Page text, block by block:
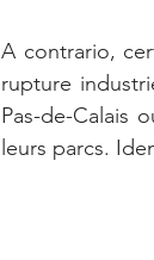
A contrario,
rupture
Pas-de-Calais
leurs parcs.